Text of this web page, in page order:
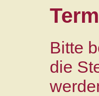
Bitte
die